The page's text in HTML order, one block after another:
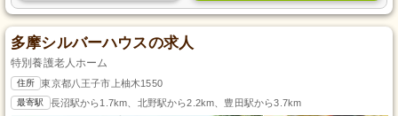
多摩シルバーハウスの求人
特別養護老人ホーム
住所 東京都八王子市上柚木1550
最寄駅 長沼駅から1.7km、北野駅から2.2km、豊田駅から3.7km